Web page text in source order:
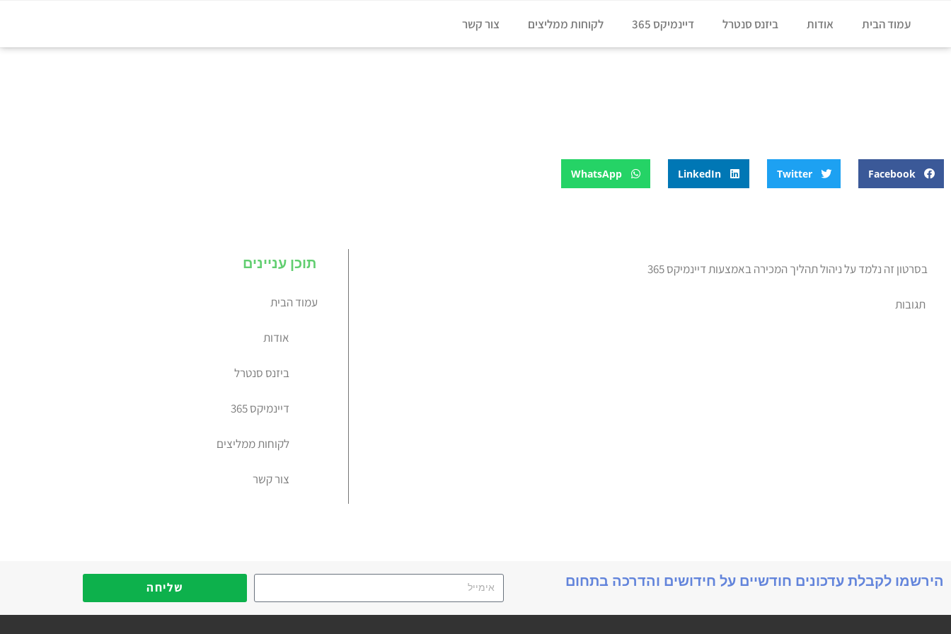
עמוד הבית אודות ביזנס סנטרל דיינמיקס 365 לקוחות ממליצים צור קשר
Facebook
Twitter
LinkedIn
WhatsApp
בסרטון זה נלמד על ניהול תהליך המכירה באמצעות דיינמיקס 365
תגובות
תוכן עניינים
עמוד הבית
אודות
ביזנס סנטרל
דיינמיקס 365
לקוחות ממליצים
צור קשר
הירשמו לקבלת עדכונים חודשיים על חידושים והדרכה בתחום שליחה